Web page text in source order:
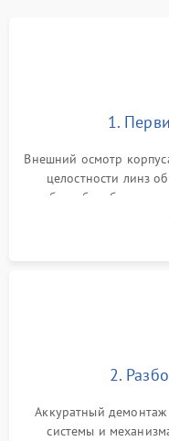
1.
Внешний осмотр
целостности линз
работы
параллакса и
2.
Аккуратный
системы и